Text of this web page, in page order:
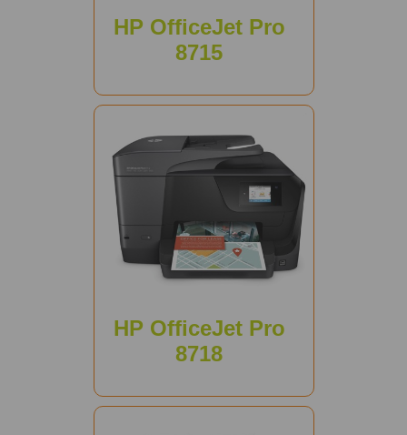
HP OfficeJet Pro
8715
HP OfficeJet Pro
8718